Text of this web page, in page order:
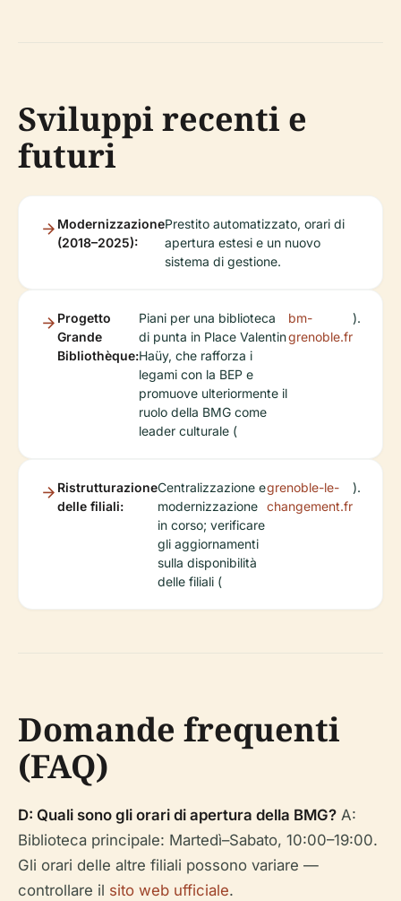
Sviluppi recenti e
futuri
Modernizzazione
(2018–2025):
Prestito automatizzato, orari di
apertura estesi e un nuovo
sistema di gestione.
Progetto
Grande
Bibliothèque:
Piani per una biblioteca
di punta in Place Valentin
Haüy, che rafforza i
legami con la BEP e
promuove ulteriormente il
ruolo della BMG come
leader culturale (
bm-
grenoble.fr
).
Ristrutturazione
delle filiali:
Centralizzazione e
modernizzazione
in corso; verificare
gli aggiornamenti
sulla disponibilità
delle filiali (
grenoble-le-
changement.fr
).
Domande frequenti
(FAQ)
D: Quali sono gli orari di apertura della BMG? A:
Biblioteca principale: Martedì–Sabato, 10:00–19:00.
Gli orari delle altre filiali possono variare —
controllare il sito web ufficiale.